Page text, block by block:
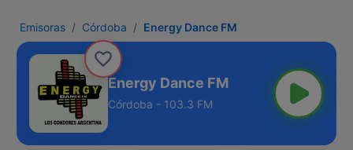
Emisoras Córdoba Energy Dance FM
Energy Dance FM
Córdoba - 103.3 FM